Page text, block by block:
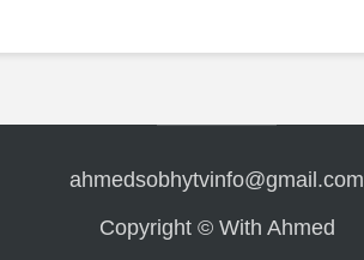
ahmedsobhytvinfo@gmail.com
Copyright © With Ahmed